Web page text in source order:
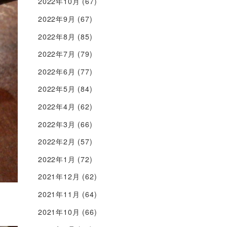
2022年9月 (67)
2022年8月 (85)
2022年7月 (79)
2022年6月 (77)
2022年5月 (84)
2022年4月 (62)
2022年3月 (66)
2022年2月 (57)
2022年1月 (72)
2021年12月 (62)
2021年11月 (64)
2021年10月 (66)